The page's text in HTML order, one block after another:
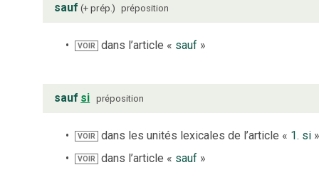
sauf + prép. préposition
VOIR dans l’article « sauf »
sauf si préposition
VOIR dans les unités lexicales de l’article « 1. si
VOIR dans l’article « sauf »